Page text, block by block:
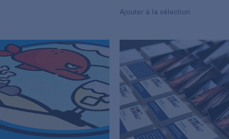
Ajouter à la sélection